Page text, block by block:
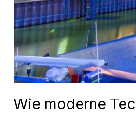
Wie moderne